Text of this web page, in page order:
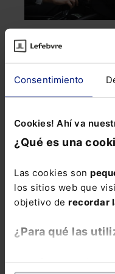
Consentimiento
Cookies! Ahí va
¿Qué es una
Las cookies son
los sitios web que
objetivo de recordar
¿Para qué las
SOCIAL
SECTOR JURÍDICO